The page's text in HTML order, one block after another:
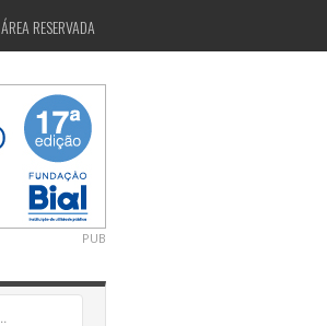
ÁREA RESERVADA
PUB